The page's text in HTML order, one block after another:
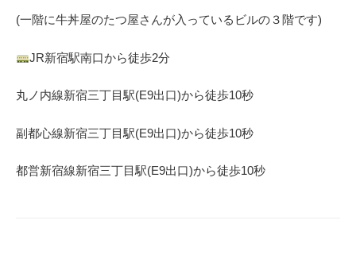
(一階に牛丼屋のたつ屋さんが入っているビルの３階です)
JR新宿駅南口から徒歩2分
丸ノ内線新宿三丁目駅(E9出口)から徒歩10秒
副都心線新宿三丁目駅(E9出口)から徒歩10秒
都営新宿線新宿三丁目駅(E9出口)から徒歩10秒